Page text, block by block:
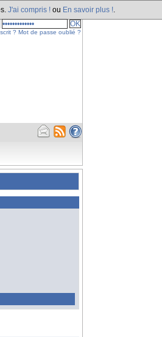
J'ai compris ! ou En savoir plus !
? Mot de passe oublié ?